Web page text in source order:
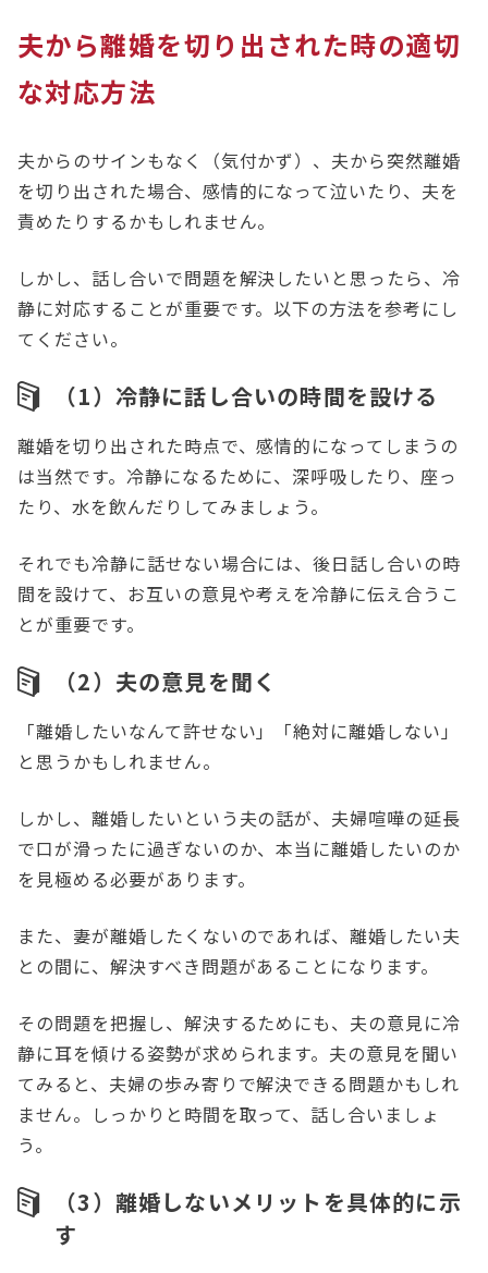
夫から離婚を切り出された時の適切
な対応方法
夫からのサインもなく（気付かず）、夫から突然離婚
を切り出された場合、感情的になって泣いたり、夫を
責めたりするかもしれません。
しかし、話し合いで問題を解決したいと思ったら、冷
静に対応することが重要です。以下の方法を参考にし
てください。
（1）冷静に話し合いの時間を設ける
離婚を切り出された時点で、感情的になってしまうの
は当然です。冷静になるために、深呼吸したり、座っ
たり、水を飲んだりしてみましょう。
それでも冷静に話せない場合には、後日話し合いの時
間を設けて、お互いの意見や考えを冷静に伝え合うこ
とが重要です。
（2）夫の意見を聞く
「離婚したいなんて許せない」「絶対に離婚しない」
と思うかもしれません。
しかし、離婚したいという夫の話が、夫婦喧嘩の延長
で口が滑ったに過ぎないのか、本当に離婚したいのか
を見極める必要があります。
また、妻が離婚したくないのであれば、離婚したい夫
との間に、解決すべき問題があることになります。
その問題を把握し、解決するためにも、夫の意見に冷
静に耳を傾ける姿勢が求められます。夫の意見を聞い
てみると、夫婦の歩み寄りで解決できる問題かもしれ
ません。しっかりと時間を取って、話し合いましょ
う。
（3）離婚しないメリットを具体的に示
す